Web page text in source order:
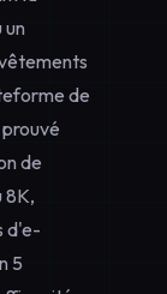
un
de
de
8K,
d'e-
5